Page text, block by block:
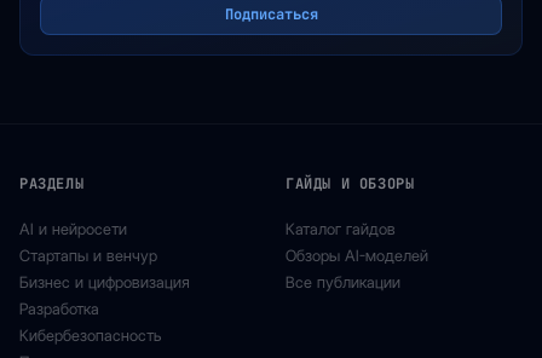
Подписаться
РАЗДЕЛЫ
AI и нейросети
Стартапы и венчур
Бизнес и цифровизация
Разработка
Кибербезопасность
ГАЙДЫ И ОБЗОРЫ
Каталог гайдов
Обзоры AI-моделей
Все публикации